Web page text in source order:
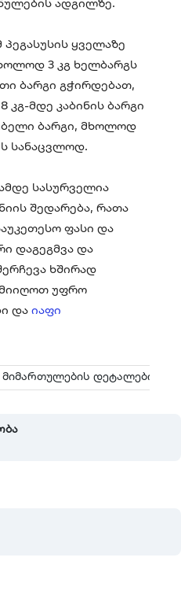
ყველაზე
3 კგ ხელბარგს
ბარგი გჭირდებათ,
კგ-მდე კაბინის ბარგი
ბარგი, მხოლოდ
სანაცვლოდ.
სასურველია
შედარება, რათა
ფასი და
დაგეგმვა და
ხშირად
უფრო
და იაფი
მიმართულების დეტალები